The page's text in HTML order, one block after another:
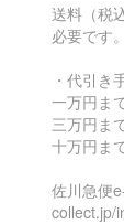
送料（税
必要です。
・代引き
一万円ま
三万円ま
十万円ま
佐川急便
collect.jp/